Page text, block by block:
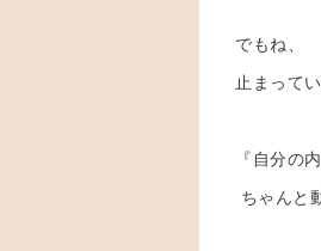
でもね、
止まって
『自分の
ちゃんと